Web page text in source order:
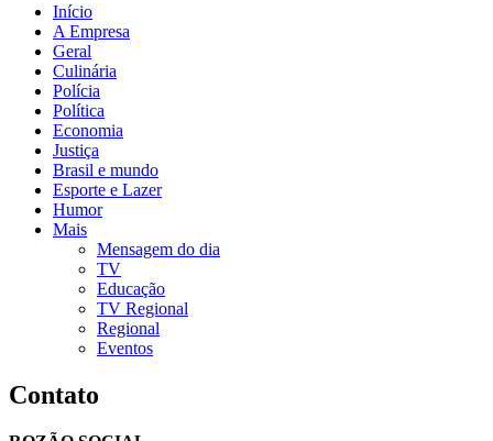
Início
A Empresa
Geral
Culinária
Polícia
Política
Economia
Justiça
Brasil e mundo
Esporte e Lazer
Humor
Mais
Mensagem do dia
TV
Educação
TV Regional
Regional
Eventos
Contato